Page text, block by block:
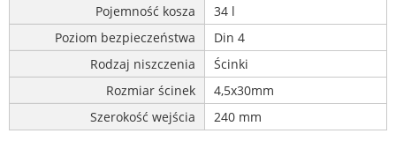
Pojemność kosza
34 l
Poziom bezpieczeństwa
Din 4
Rodzaj niszczenia
Ścinki
Rozmiar ścinek
4,5x30mm
Szerokość wejścia
240 mm